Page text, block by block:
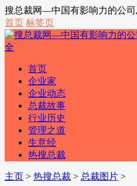
搜总裁网—中国有影响力的公
首页 标签页
首页
企业家
企业动态
总裁故事
行业历史
管理之道
生意经
热搜总裁
主页 > 热搜总裁 > 总裁图片 >